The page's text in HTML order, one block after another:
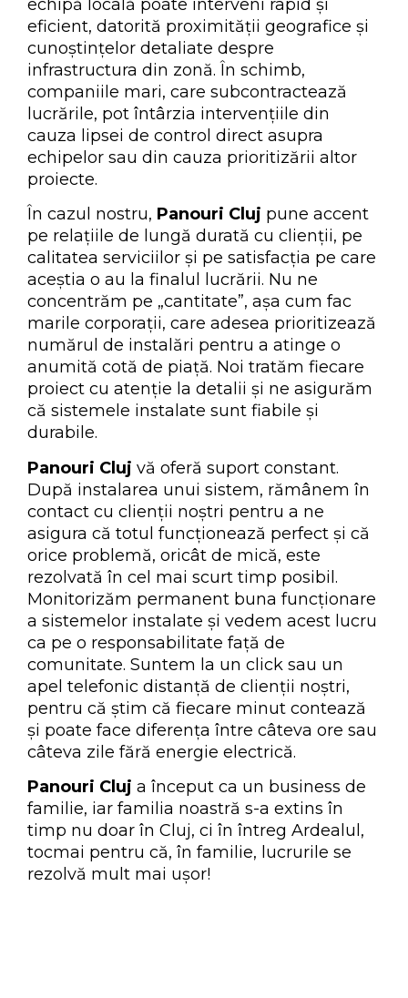
echipă locală poate interveni rapid și
eficient, datorită proximității geografice și
cunoștințelor detaliate despre
infrastructura din zonă. În schimb,
companiile mari, care subcontractează
lucrările, pot întârzia intervențiile din
cauza lipsei de control direct asupra
echipelor sau din cauza prioritizării altor
proiecte.
În cazul nostru, Panouri Cluj pune accent
pe relațiile de lungă durată cu clienții, pe
calitatea serviciilor și pe satisfacția pe care
aceștia o au la finalul lucrării. Nu ne
concentrăm pe „cantitate”, așa cum fac
marile corporații, care adesea prioritizează
numărul de instalări pentru a atinge o
anumită cotă de piață. Noi tratăm fiecare
proiect cu atenție la detalii și ne asigurăm
că sistemele instalate sunt fiabile și
durabile.
Panouri Cluj vă oferă suport constant.
După instalarea unui sistem, rămânem în
contact cu clienții noștri pentru a ne
asigura că totul funcționează perfect și că
orice problemă, oricât de mică, este
rezolvată în cel mai scurt timp posibil.
Monitorizăm permanent buna funcționare
a sistemelor instalate și vedem acest lucru
ca pe o responsabilitate față de
comunitate. Suntem la un click sau un
apel telefonic distanță de clienții noștri,
pentru că știm că fiecare minut contează
și poate face diferența între câteva ore sau
câteva zile fără energie electrică.
Panouri Cluj a început ca un business de
familie, iar familia noastră s-a extins în
timp nu doar în Cluj, ci în întreg Ardealul,
tocmai pentru că, în familie, lucrurile se
rezolvă mult mai ușor!